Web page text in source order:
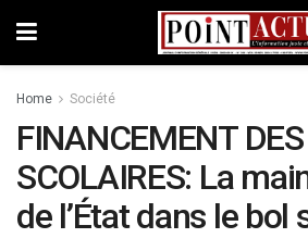
Home Société
‎FINANCEMENT
SCOLAIRES: ‎La
de l’État dans le bol